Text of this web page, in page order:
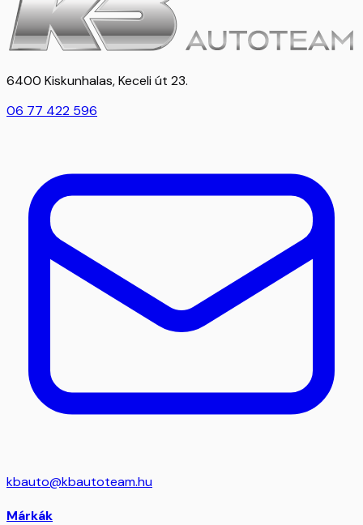
6400 Kiskunhalas, Keceli út 23.
06 77 422 596
kbauto@kbautoteam.hu
Márkák